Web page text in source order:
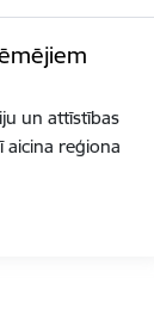
un attīstības
aicina reģiona